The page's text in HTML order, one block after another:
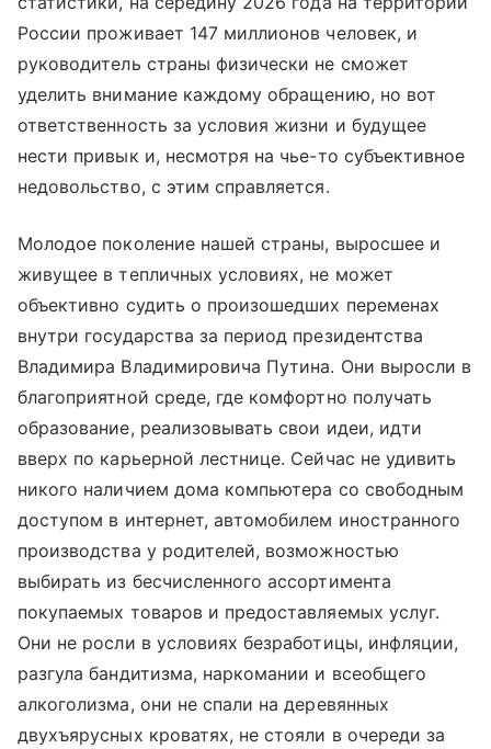
России проживает 147 миллионов человек, и
руководитель страны физически не сможет
уделить внимание каждому обращению, но вот
ответственность за условия жизни и будущее
нести привык и, несмотря на чье-то субъективное
недовольство, с этим справляется.
Молодое поколение нашей страны, выросшее и
живущее в тепличных условиях, не может
объективно судить о произошедших переменах
внутри государства за период президентства
Владимира Владимировича Путина. Они выросли в
благоприятной среде, где комфортно получать
образование, реализовывать свои идеи, идти
вверх по карьерной лестнице. Сейчас не удивить
никого наличием дома компьютера со свободным
доступом в интернет, автомобилем иностранного
производства у родителей, возможностью
выбирать из бесчисленного ассортимента
покупаемых товаров и предоставляемых услуг.
Они не росли в условиях безработицы, инфляции,
разгула бандитизма, наркомании и всеобщего
алкоголизма, они не спали на деревянных
двухъярусных кроватях, не стояли в очереди за